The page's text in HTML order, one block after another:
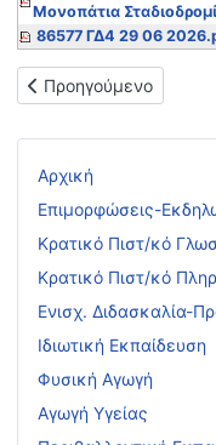
Αρχική
Επιμορφώσεις-
Κρατικό Πιστ/κό
Κρατικό Πιστ/κό
Ενισχ. Διδασκαλία-
Ιδιωτική Εκπαίδευση
Φυσική Αγωγή
Αγωγή Υγείας
Μονοπάτια
86577 ΓΔ4 29 06
Προηγούμενο άρθρο:
Προηγούμενο